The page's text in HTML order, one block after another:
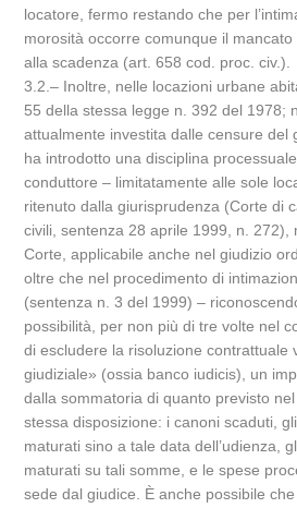
locatore, fermo restando che per
morosità occorre comunque il
alla scadenza (art. 658 cod. proc. civ.).
3.2.‒ Inoltre, nelle locazioni urbane
55 della stessa legge n. 392 del 1978;
attualmente investita dalle censure del
ha introdotto una disciplina
conduttore – limitatamente alle sole
ritenuto dalla giurisprudenza (Corte di
civili, sentenza 28 aprile 1999, n. 272),
Corte, applicabile anche nel giudizio
oltre che nel procedimento di
(sentenza n. 3 del 1999) –
possibilità, per non più di tre volte nel
di escludere la risoluzione contrattuale
giudiziale» (ossia banco iudicis), un
dalla sommatoria di quanto previsto
stessa disposizione: i canoni scaduti,
maturati sino a tale data dell’udienza,
maturati su tali somme, e le spese
sede dal giudice. È anche possibile